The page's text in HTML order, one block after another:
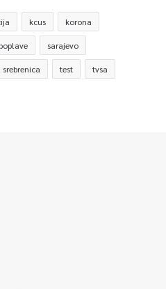
kcus korona
poplave sarajevo
srebrenica test tvsa